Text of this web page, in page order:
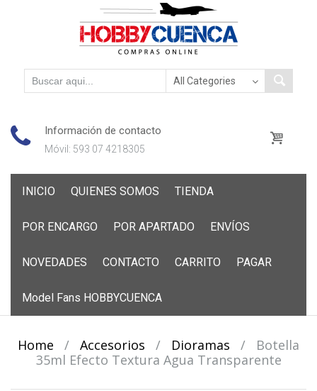
Información de contacto
Móvil: 593 07 4218305
INICIO QUIENES SOMOS TIENDA
POR ENCARGO POR APARTADO ENVÍOS
NOVEDADES CONTACTO CARRITO PAGAR
Model Fans HOBBYCUENCA
Home / Accesorios / Dioramas /
Botella
35ml Efecto Textura Agua Transparente